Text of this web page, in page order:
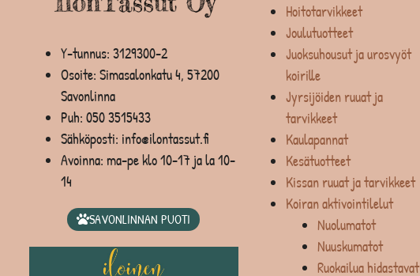
Y-tunnus: 3129300-2
Osoite: Simasalonkatu 4, 57200
Savonlinna
Puh: 050 3515433
Sähköposti: info@ilontassut.fi
Avoinna: ma-pe klo 10-17 ja la 10-
14
SAVONLINNAN PUOTI
Hoitotarvikkeet
Joulutuotteet
Juoksuhousut ja urosvyöt
koirille
Jyrsijöiden ruuat ja
tarvikkeet
Kaulapannat
Kesätuotteet
Kissan ruuat ja tarvikkeet
Koiran aktivointilelut
Nuolumatot
Nuuskumatot
Ruokailua hidastavat